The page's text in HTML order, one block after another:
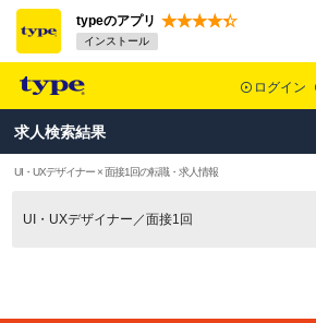
typeのアプリ
インストール
ログイン
求人検索結果
UI・UXデザイナー × 面接1回の転職・求人情報
UI・UXデザイナー／面接1回